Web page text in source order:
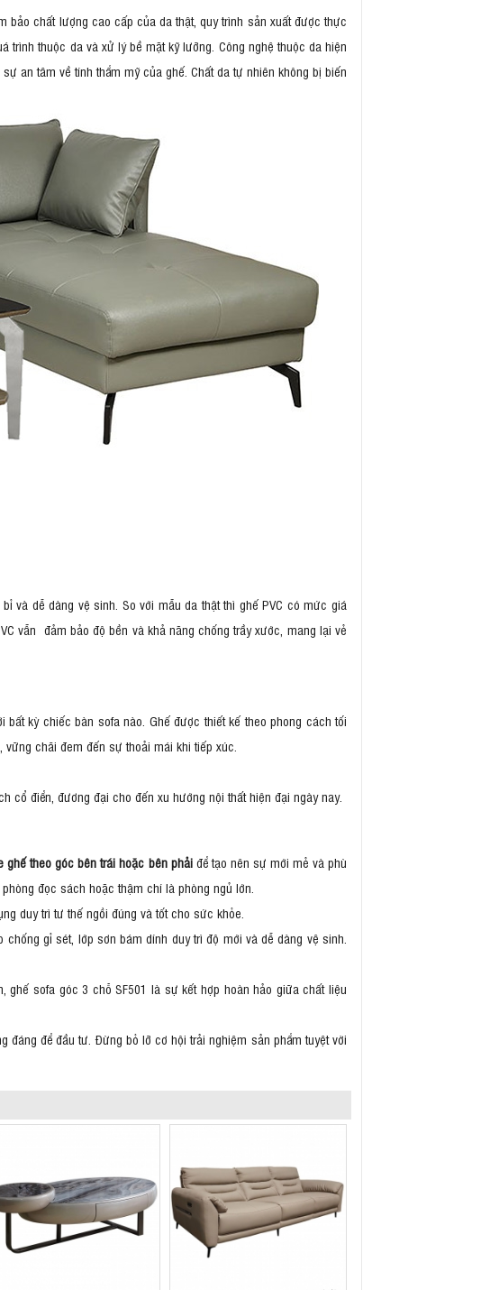
chất lượng cao cấp của da thật, quy trình sản xuất được thực
thuộc da và xử lý bề mặt kỹ lưỡng. Công nghệ thuộc da hiện
an tâm về tính thẩm mỹ của ghế. Chất da tự nhiên không bị biến
và dễ dàng vệ sinh. So với mẫu da thật thì ghế PVC có mức giá
vẫn đảm bảo độ bền và khả năng chống trầy xước, mang lại vẻ
kỳ chiếc bàn sofa nào. Ghế được thiết kế theo phong cách tối
chãi đem đến sự thoải mái khi tiếp xúc.
cổ điển, đương đại cho đến xu hướng nội thất hiện đại ngày nay.
ghế theo góc bên trái hoặc bên phảiđể tạo nên sự mới mẻ và phù
đọc sách hoặc thậm chí là phòng ngủ lớn.
duy trì tư thế ngồi đúng và tốt cho sức khỏe.
gỉ sét, lớp sơn bám dính duy trì độ mới và dễ dàng vệ sinh.
ghế sofa góc 3 chỗ SF501 là sự kết hợp hoàn hảo giữa chất liệu
để đầu tư. Đừng bỏ lỡ cơ hội trải nghiệm sản phẩm tuyệt vời